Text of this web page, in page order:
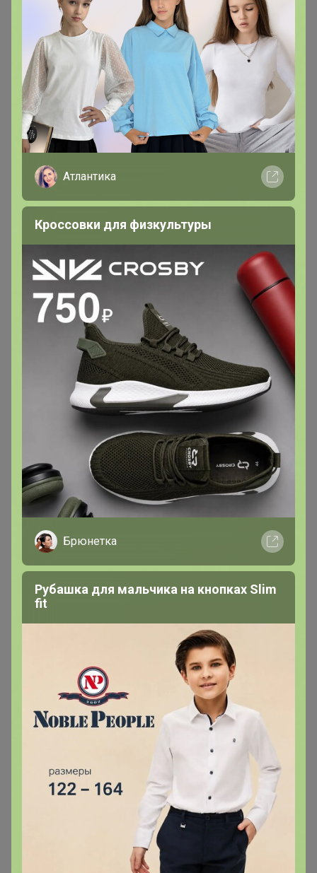
Расфиксируйте пожалуйста. Мне надо только 1 шт
lessik
Виртуоз СП
В теме "ManDM outlet - только распродажи
ОРИГИНАЛов популярных брендов одежды и обуви
из Германии"
8 апреля, 2025 19:18
Сколько выходит доставка? Например пяти пар носок.
lessik
Виртуоз СП
В теме "Magrav - философия естественной
красоты! ЛИКВИДАЦИЯ ТОВАРА! ПОСТАВЩИК
ЗАКРЫВАЕТСЯ!"
1 апреля, 2025 23:17
Когда будет поставка товара? Закупка больше 1.5
месяцев включено в счет.
Виртуоз СП
распродажи 1 раз в несколько лет !"
29 ноября, 2024 22:32
Марина, у меня с размером ошибка, должен быть m-l,
я уверено себя замерила почитала отзывы, почему в
счете на размер меньше, сложно сказать. Я не войду в
этот размер. Удивляюсь, что могла так ошибиться с
размером. Большая просьба заменить мне размер
худи и штаны на m-l.
4
Атлантика
Кроссовки для физкультуры
Брюнетка
Рубашка для мальчика на кнопках Slim
fit